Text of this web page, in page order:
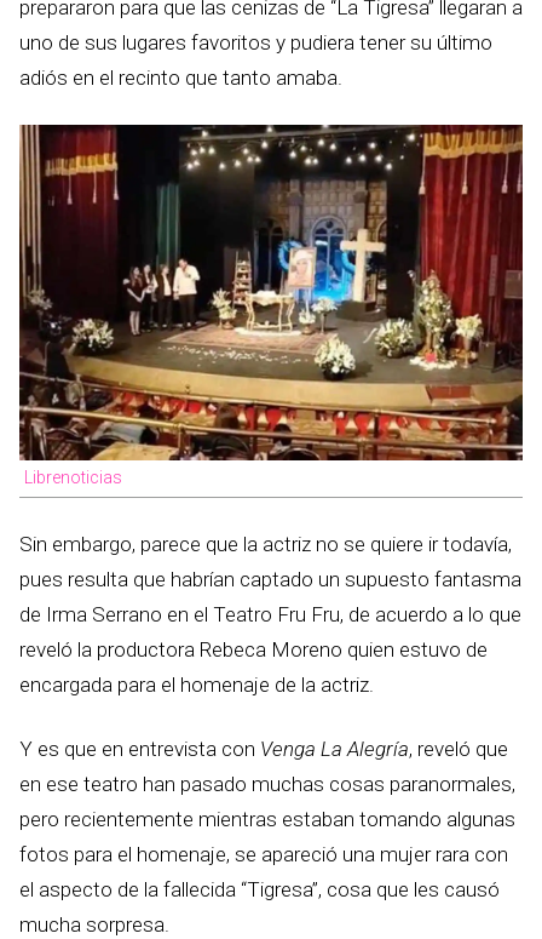
prepararon para que las cenizas de “La Tigresa” llegaran a
uno de sus lugares favoritos y pudiera tener su último
adiós en el recinto que tanto amaba.
Librenoticias
Sin embargo, parece que la actriz no se quiere ir todavía,
pues resulta que habrían captado un supuesto fantasma
de Irma Serrano en el Teatro Fru Fru, de acuerdo a lo que
reveló la productora Rebeca Moreno quien estuvo de
encargada para el homenaje de la actriz.
Y es que en entrevista con Venga La Alegría, reveló que
en ese teatro han pasado muchas cosas paranormales,
pero recientemente mientras estaban tomando algunas
fotos para el homenaje, se apareció una mujer rara con
el aspecto de la fallecida “Tigresa”, cosa que les causó
mucha sorpresa.